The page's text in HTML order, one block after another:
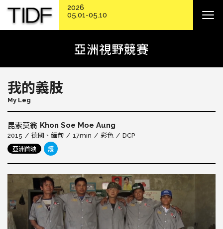
亞洲視野競賽
我的義肢
My Leg
昆索莫翁 Khon Soe Moe Aung
2015 德國 緬甸 17min 彩色 DCP
亞洲首映 護
2026
05.01-05.10